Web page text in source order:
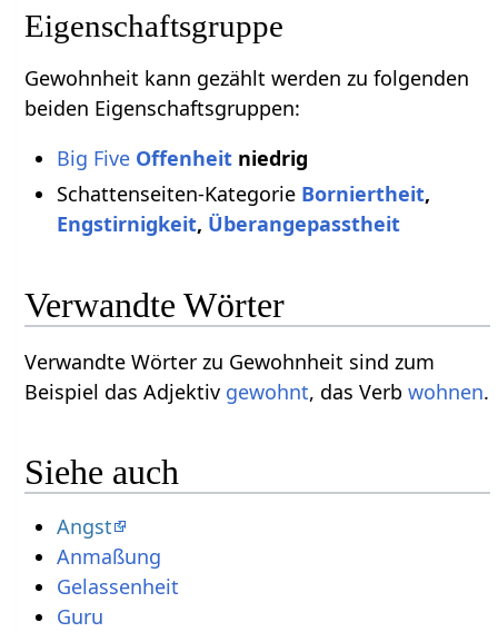
Eigenschaftsgruppe
Gewohnheit kann gezählt werden zu folgenden
beiden Eigenschaftsgruppen:
Big Five Offenheitniedrig
Schattenseiten-Kategorie Borniertheit,
Engstirnigkeit, Überangepasstheit
Verwandte Wörter
Verwandte Wörter zu Gewohnheit sind zum
Beispiel das Adjektiv gewohnt, das Verbwohnen.
Siehe auch
Angst
Anmaßung
Gelassenheit
Guru